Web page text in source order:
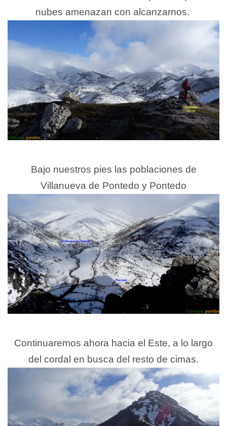
nubes amenazan con alcanzarnos.
Bajo nuestros pies las poblaciones de
Villanueva de Pontedo y Pontedo
Continuaremos ahora hacia el Este, a lo largo
del cordal en busca del resto de cimas.